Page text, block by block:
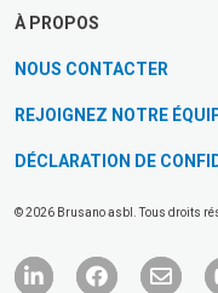
À PROPOS
NOUS CONTACTER
REJOIGNEZ NOTRE
DÉCLARATION DE
© 2026 Brusano asbl. Tous droits